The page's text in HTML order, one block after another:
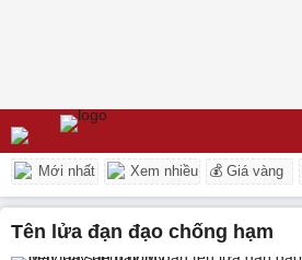
Mới nhất Xem nhiều 💰 Giá vàng
tên lửa đạn đạo chống hạm